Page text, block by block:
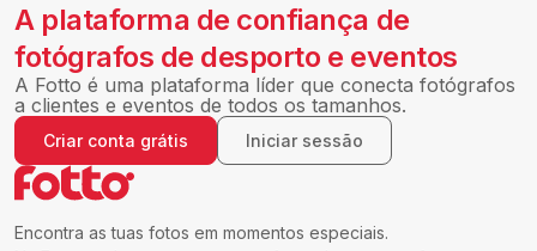
Encontra as tuas fotos em momentos especiais.
A plataforma de confiança de
fotógrafos de desporto e eventos
A Fotto é uma plataforma líder que conecta fotógrafos
a clientes e eventos de todos os tamanhos.
Criar conta grátis Iniciar sessão